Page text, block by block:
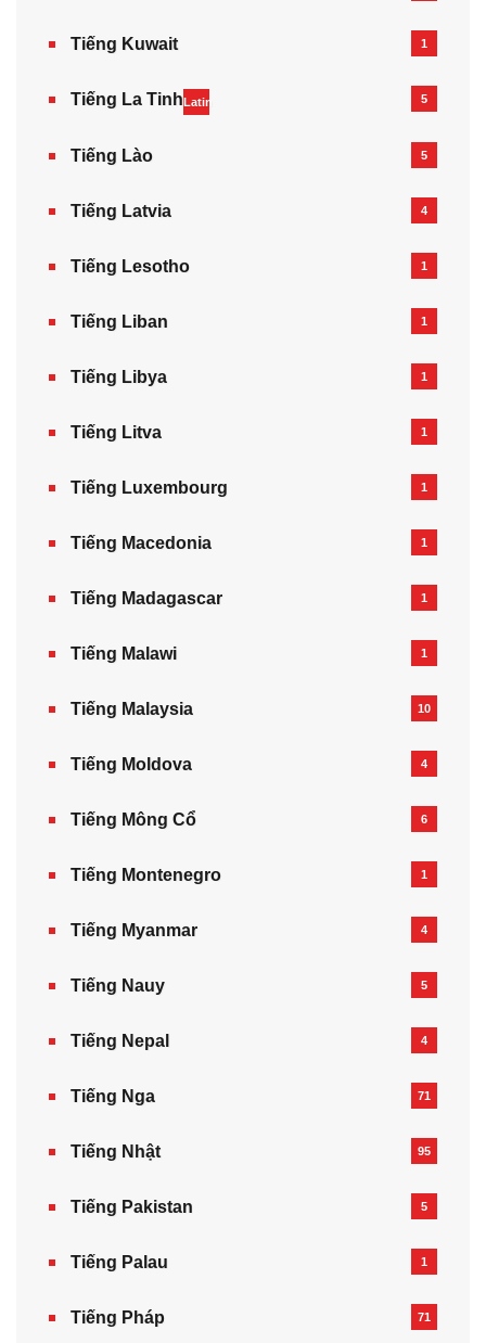
Tiếng Kuwait 1
Tiếng La TinhLatin 5
Tiếng Lào 5
Tiếng Latvia 4
Tiếng Lesotho 1
Tiếng Liban 1
Tiếng Libya 1
Tiếng Litva 1
Tiếng Luxembourg 1
Tiếng Macedonia 1
Tiếng Madagascar 1
Tiếng Malawi 1
Tiếng Malaysia 10
Tiếng Moldova 4
Tiếng Mông Cổ 6
Tiếng Montenegro 1
Tiếng Myanmar 4
Tiếng Nauy 5
Tiếng Nepal‎ 4
Tiếng Nga 71
Tiếng Nhật 95
Tiếng Pakistan 5
Tiếng Palau 1
Tiếng Pháp 71